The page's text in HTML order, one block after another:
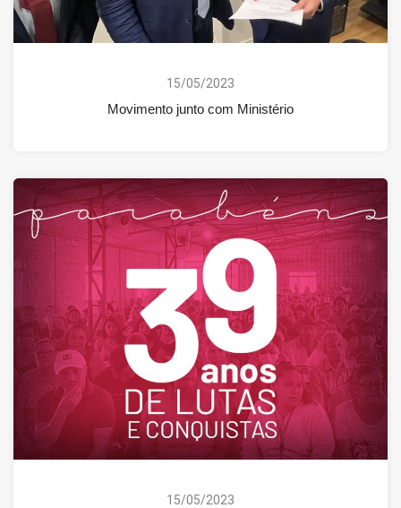
15/05/2023
Movimento junto com Ministério
15/05/2023